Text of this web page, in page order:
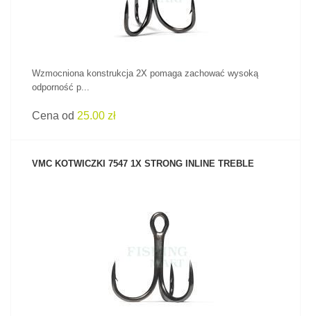
Wzmocniona konstrukcja 2X pomaga zachować wysoką
odporność p...
Cena od 25.00 zł
VMC KOTWICZKI 7547 1X STRONG INLINE TREBLE
ZOBACZ PRODUKT